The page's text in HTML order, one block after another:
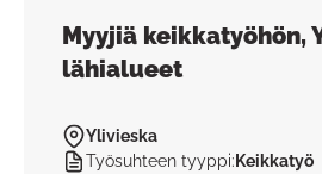
Myyjiä keikkatyöhön,
lähialueet
Ylivieska
Työsuhteen tyyppi:Keikkatyö